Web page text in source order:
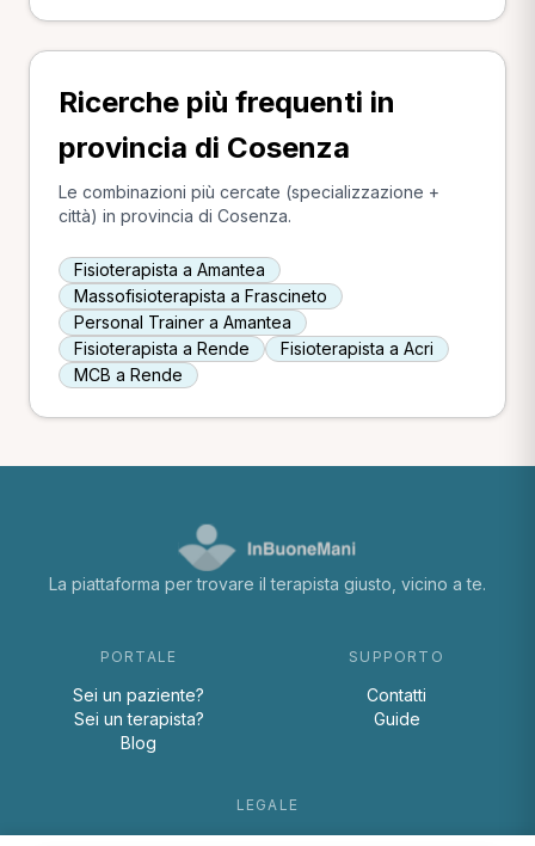
Ricerche più frequenti in
provincia di Cosenza
Le combinazioni più cercate (specializzazione +
città) in provincia di Cosenza.
Fisioterapista a Amantea
Massofisioterapista a Frascineto
Personal Trainer a Amantea
Fisioterapista a Rende
Fisioterapista a Acri
MCB a Rende
La piattaforma per trovare il terapista giusto, vicino a te.
PORTALE
Sei un paziente?
Sei un terapista?
Blog
SUPPORTO
Contatti
Guide
LEGALE